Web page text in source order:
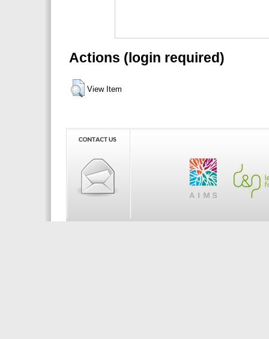
Actions (login required)
View Item